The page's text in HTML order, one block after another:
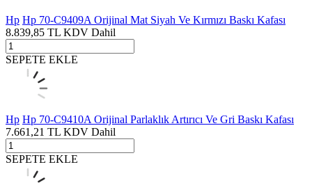
Hp Hp 70-C9409A Orijinal Mat Siyah Ve Kırmızı Baskı Kafası
8.839,85 TL KDV Dahil
SEPETE EKLE
Hp Hp 70-C9410A Orijinal Parlaklık Artırıcı Ve Gri Baskı Kafası
7.661,21 TL KDV Dahil
SEPETE EKLE